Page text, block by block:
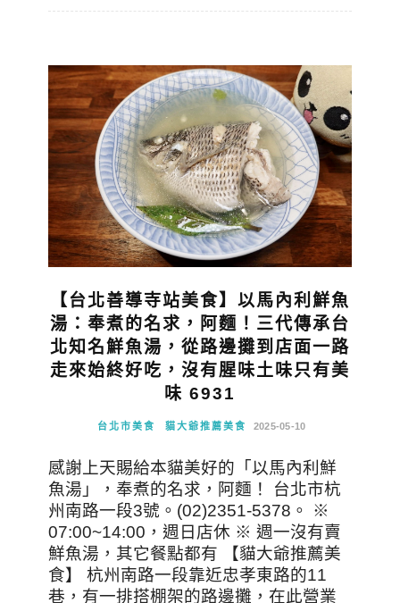
【台北善導寺站美食】以馬內利鮮魚
湯：奉煮的名求，阿麵！三代傳承台
北知名鮮魚湯，從路邊攤到店面一路
走來始終好吃，沒有腥味土味只有美
味 6931
台北市美食 貓大爺推薦美食 2025-05-10
感謝上天賜給本貓美好的「以馬內利鮮
魚湯」，奉煮的名求，阿麵！ 台北市杭
州南路一段3號。(02)2351-5378。 ※
07:00~14:00，週日店休 ※ 週一沒有賣
鮮魚湯，其它餐點都有 【貓大爺推薦美
食】 杭州南路一段靠近忠孝東路的11
巷，有一排搭棚架的路邊攤，在此營業